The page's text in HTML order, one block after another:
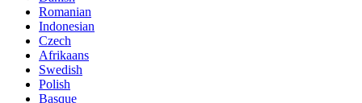
Romanian
Indonesian
Czech
Afrikaans
Swedish
Polish
Basque